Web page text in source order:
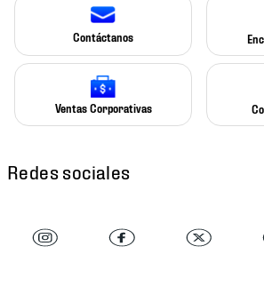
Contáctanos
Ventas Corporativas
Redes sociales